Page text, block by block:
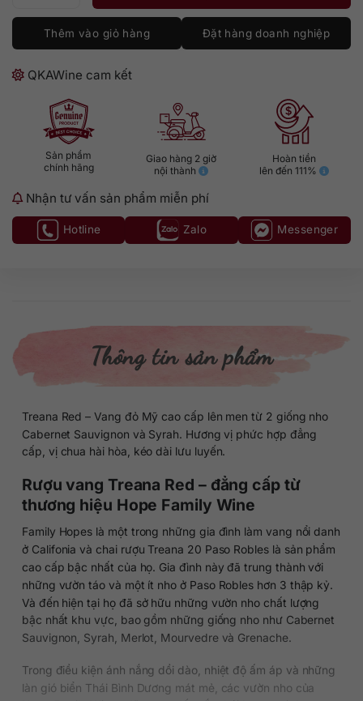
Thêm vào giỏ hàng Đặt hàng doanh nghiệp
QKAWine cam kết
Sản phẩm
chính hãng
Giao hàng 2 giờ
nội thành
Hoàn tiền
lên đến 111%
Nhận tư vấn sản phẩm miễn phí
Hotline Zalo Messenger
Thông tin sản phẩm
Treana Red – Vang đỏ Mỹ cao cấp lên men từ 2 giống nho
Cabernet Sauvignon và Syrah. Hương vị phức hợp đẳng
cấp, vị chua hài hòa, kéo dài lưu luyến.
Rượu vang Treana Red – đẳng cấp từ
thương hiệu Hope Family Wine
Family Hopes là một trong những gia đình làm vang nổi danh
ở Califonia và chai rượu Treana 20 Paso Robles là sản phẩm
cao cấp bậc nhất của họ. Gia đình này đã trung thành với
những vườn táo và một ít nho ở Paso Robles hơn 3 thập kỷ.
Và đến hiện tại họ đã sở hữu những vườn nho chất lượng
bậc nhất khu vực, bao gồm những giống nho như Cabernet
Sauvignon, Syrah, Merlot, Mourvedre và Grenache.
Trong điều kiện ánh nắng dồi dào, nhiệt độ ấm áp và những
làn gió biển Thái Bình Dương mát mẻ, các vườn nho của